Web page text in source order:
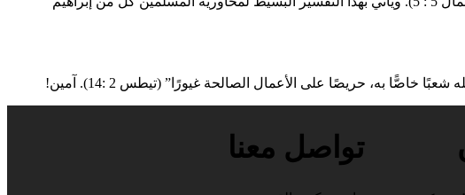
خاصًّا به، حريصًا على الأعمال الصالحة غيورًا” (تيطس 2 :14). آمين!
تواصل معنا